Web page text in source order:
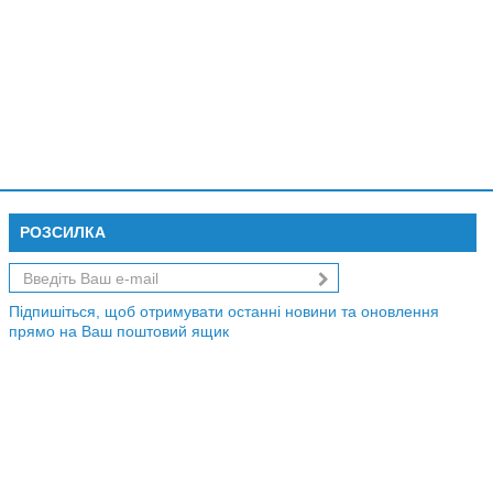
РОЗСИЛКА
Підпишіться, щоб отримувати останні новини та оновлення
прямо на Ваш поштовий ящик